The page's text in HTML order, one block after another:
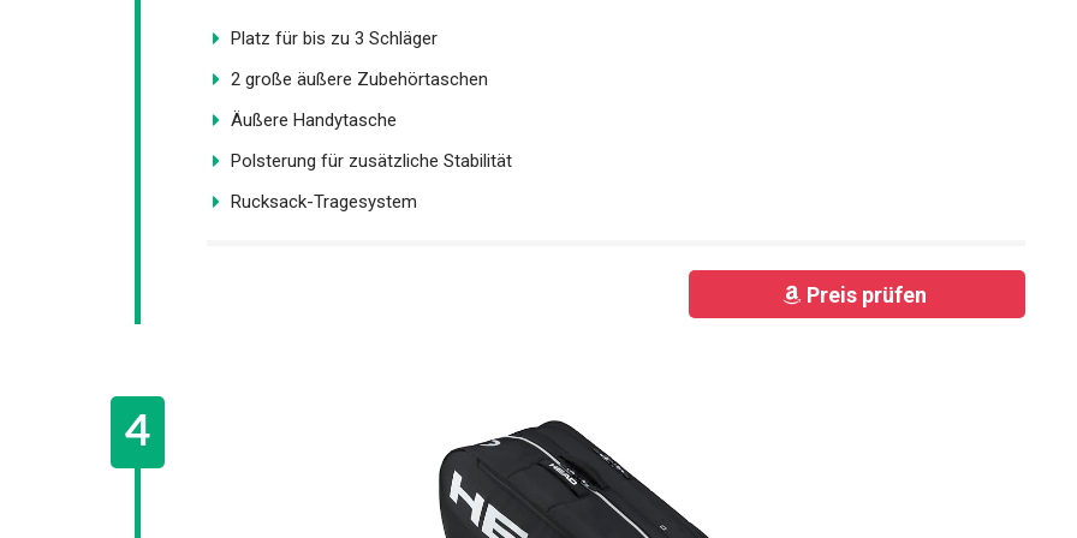
Platz für bis zu 3 Schläger
2 große äußere Zubehörtaschen
Äußere Handytasche
Polsterung für zusätzliche Stabilität
Rucksack-Tragesystem
Preis prüfen